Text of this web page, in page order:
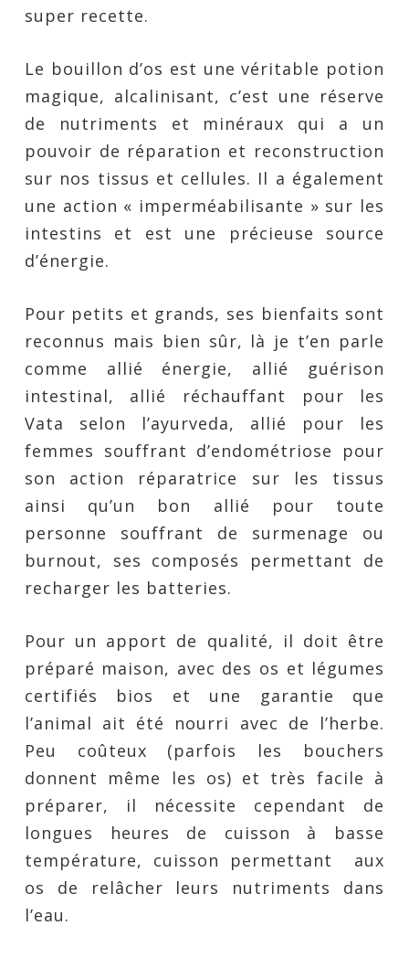
super recette.
Le bouillon d’os est une véritable potion
magique, alcalinisant, c’est une réserve
de nutriments et minéraux qui a un
pouvoir de réparation et reconstruction
sur nos tissus et cellules. Il a également
une action « imperméabilisante » sur les
intestins et est une précieuse source
d’énergie.
Pour petits et grands, ses bienfaits sont
reconnus mais bien sûr, là je t’en parle
comme allié énergie, allié guérison
intestinal, allié réchauffant pour les
Vata selon l’ayurveda, allié pour les
femmes souffrant d’endométriose pour
son action réparatrice sur les tissus
ainsi qu’un bon allié pour toute
personne souffrant de surmenage ou
burnout, ses composés permettant de
recharger les batteries.
Pour un apport de qualité, il doit être
préparé maison, avec des os et légumes
certifiés bios et une garantie que
l’animal ait été nourri avec de l’herbe.
Peu coûteux (parfois les bouchers
donnent même les os) et très facile à
préparer, il nécessite cependant de
longues heures de cuisson à basse
température, cuisson permettant
aux
os de relâcher leurs nutriments dans
l’eau.